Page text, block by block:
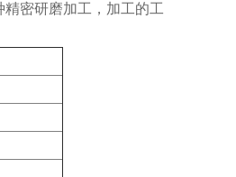
密研磨加工，加工的工